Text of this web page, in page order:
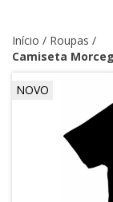
Início / Roupas /
Camiseta
NOVO